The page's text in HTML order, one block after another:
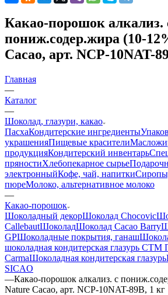
Какао-порошок алкализ.
пониж.содер.жира (10-
Cacao, арт. NCP-10NAT-
Главная
—
Каталог
—
Шоколад, глазури, какао
ПасхаКондитерские ингредиенты
украшенияПищевые красители
продукцияКондитерский инвентарь
пряностиХлебопекарное сырье
электронныйКофе, чай, напитки
пюреМолоко, альтернативное молоко
—
Какао-порошок
Шоколадный декорШоколад Chocovic
CallebautШоколадШоколад Cacao Barry
GPШоколадные покрытия, ганаш
шоколадная кондитерская глазурь СТМ
CarmaШоколадная кондитерская глазурь
SICAO
—Какао-порошок алкализ. с
Nаture Cacao, арт. NCP-10NAT-89B, 1 кг